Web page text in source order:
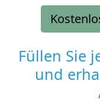
Füllen Sie
und